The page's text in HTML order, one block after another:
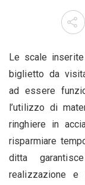
Le scale
biglietto da
ad essere
l’utilizzo di
ringhiere in
risparmiare
ditta
realizzazione